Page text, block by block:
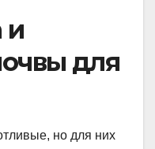
и
для
но для них